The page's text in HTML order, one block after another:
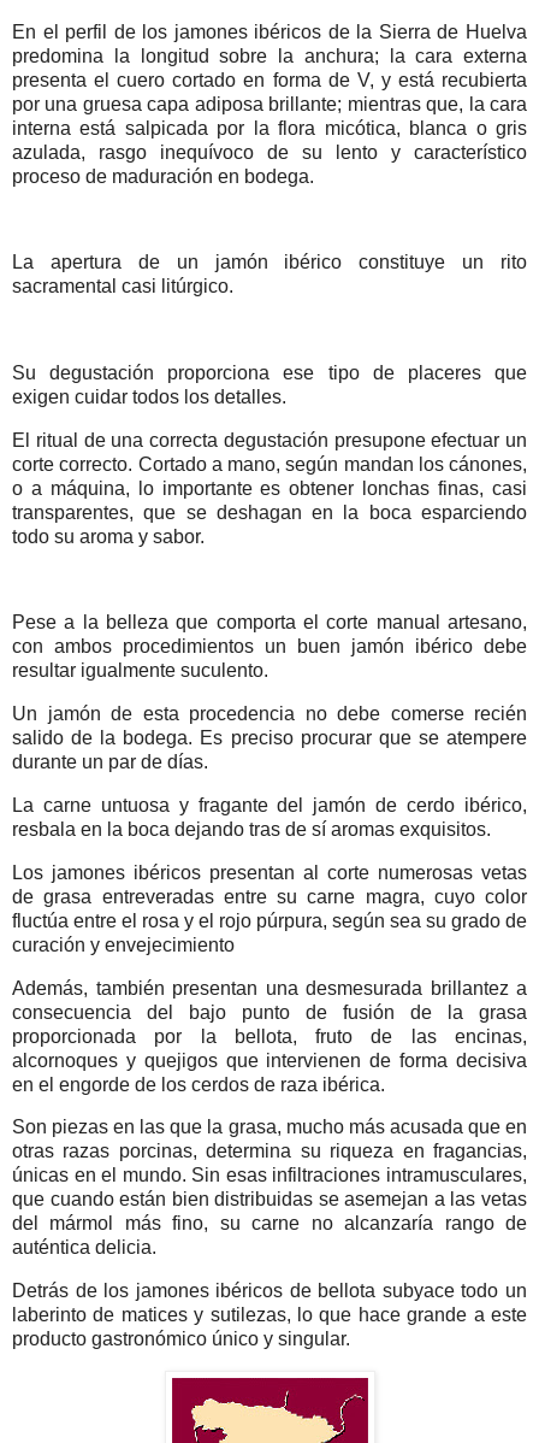
En el perfil de los jamones ibéricos de la Sierra de Huelva
predomina la longitud sobre la anchura; la cara externa
presenta el cuero cortado en forma de V, y está recubierta
por una gruesa capa adiposa brillante; mientras que, la cara
interna está salpicada por la flora micótica, blanca o gris
azulada, rasgo inequívoco de su lento y característico
proceso de maduración en bodega.
La apertura de un jamón ibérico constituye un rito
sacramental casi litúrgico.
Su degustación proporciona ese tipo de placeres que
exigen cuidar todos los detalles.
El ritual de una correcta degustación presupone efectuar un
corte correcto. Cortado a mano, según mandan los cánones,
o a máquina, lo importante es obtener lonchas finas, casi
transparentes, que se deshagan en la boca esparciendo
todo su aroma y sabor.
Pese a la belleza que comporta el corte manual artesano,
con ambos procedimientos un buen jamón ibérico debe
resultar igualmente suculento.
Un jamón de esta procedencia no debe comerse recién
salido de la bodega. Es preciso procurar que se atempere
durante un par de días.
La carne untuosa y fragante del jamón de cerdo ibérico,
resbala en la boca dejando tras de sí aromas exquisitos.
Los jamones ibéricos presentan al corte numerosas vetas
de grasa entreveradas entre su carne magra, cuyo color
fluctúa entre el rosa y el rojo púrpura, según sea su grado de
curación y envejecimiento
Además, también presentan una desmesurada brillantez a
consecuencia del bajo punto de fusión de la grasa
proporcionada por la bellota, fruto de las encinas,
alcornoques y quejigos que intervienen de forma decisiva
en el engorde de los cerdos de raza ibérica.
Son piezas en las que la grasa, mucho más acusada que en
otras razas porcinas, determina su riqueza en fragancias,
únicas en el mundo. Sin esas infiltraciones intramusculares,
que cuando están bien distribuidas se asemejan a las vetas
del mármol más fino, su carne no alcanzaría rango de
auténtica delicia.
Detrás de los jamones ibéricos de bellota subyace todo un
laberinto de matices y sutilezas, lo que hace grande a este
producto gastronómico único y singular.